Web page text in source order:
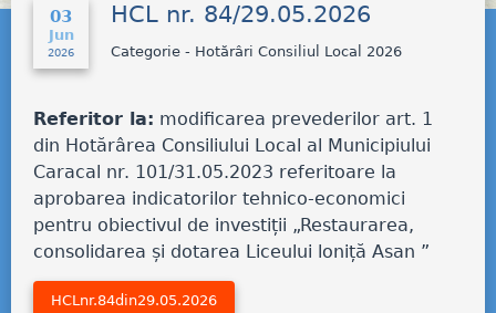
03
Jun
2026
HCL nr. 84/29.05.2026
Categorie - Hotărâri Consiliul Local 2026
Referitor la: modificarea prevederilor art. 1
din Hotărârea Consiliului Local al Municipiului
Caracal nr. 101/31.05.2023 referitoare la
aprobarea indicatorilor tehnico-economici
pentru obiectivul de investiții „Restaurarea,
consolidarea și dotarea Liceului loniță Asan ”
HCLnr.84din29.05.2026